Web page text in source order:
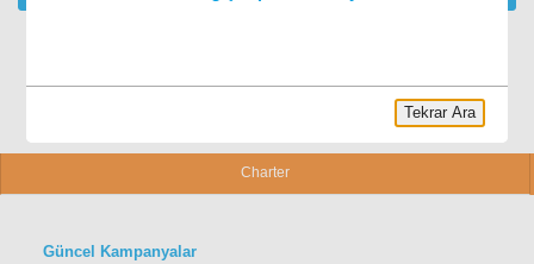
Charter
Güncel Kampanyalar
Tekrar Ara